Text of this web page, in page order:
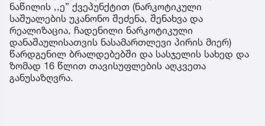
ნაწილის ,,ე” ქვეპუნქტით (ნარკოტიკული
საშუალების უკანონო შეძენა, შენახვა და
რეალიზაცია, ჩადენილი ნარკოტიკული
დანაშაულისათვის ნასამართლევი პირის მიერ)
წარდგენილ ბრალდებებში და სასჯელის სახედ და
ზომად 16 წლით თავისუფლების აღკვეთა
განუსაზღვრა.